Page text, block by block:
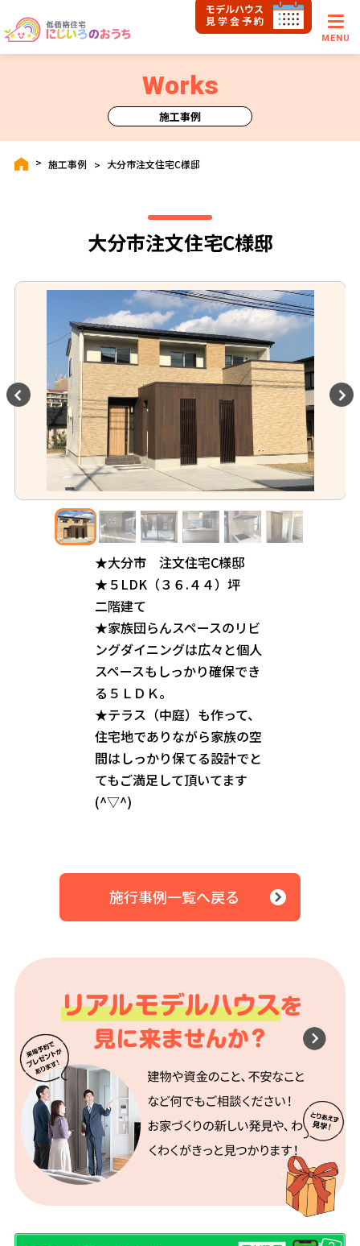
モデルハウス
見学会予約
MENU
施工事例
Works
施工事例 大分市注文住宅C様邸
大分市注文住宅C様邸
★大分市 注文住宅C様邸
★５LDK（３６.４４）坪
二階建て
★家族団らんスペースのリビ
ングダイニングは広々と個人
スペースもしっかり確保でき
る５ＬＤＫ。
★テラス（中庭）も作って、
住宅地でありながら家族の空
間はしっかり保てる設計でと
てもご満足して頂いてます
(^▽^)
施行事例一覧へ戻る